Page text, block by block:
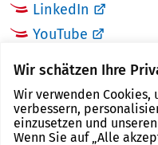
Wir schätzen Ihre
Wir verwenden Cookies,
verbessern,
einzusetzen und
Wenn Sie auf „Alle
LinkedIn
YouTube
LINKS
Landkreis Zwickau